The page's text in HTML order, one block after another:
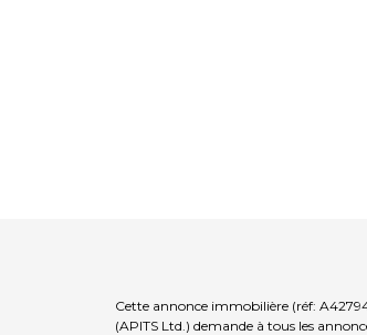
Cette annonce immobilière (réf:
(APITS Ltd.) demande à tous les